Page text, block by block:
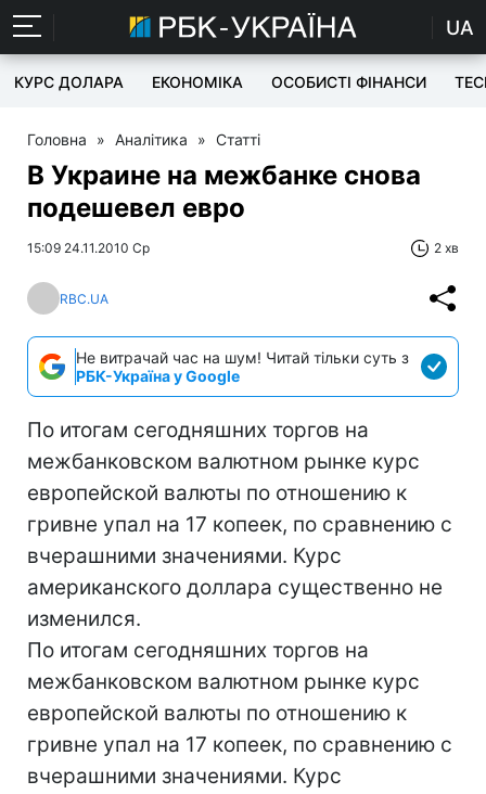
UA
КУРС ДОЛАРА ЕКОНОМІКА ОСОБИСТІ ФІНАНСИ
Головна » Аналітика » Статті
В Украине на межбанке снова
подешевел евро
15:09 24.11.2010 Ср 2 хв
RBC.UA
Не витрачай час на шум! Читай тільки суть з
РБК-Україна у Google
По итогам сегодняшних торгов на
межбанковском валютном рынке курс
европейской валюты по отношению к
гривне упал на 17 копеек, по сравнению с
вчерашними значениями. Курс
американского доллара существенно не
изменился.
По итогам сегодняшних торгов на
межбанковском валютном рынке курс
европейской валюты по отношению к
гривне упал на 17 копеек, по сравнению с
вчерашними значениями. Курс